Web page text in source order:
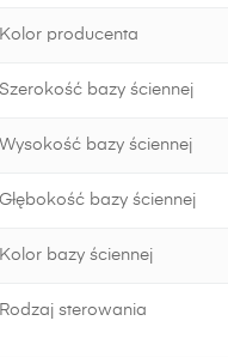
Kolor producenta
Szerokość bazy ściennej
Wysokość bazy ściennej
Głębokość bazy ściennej
Kolor bazy ściennej
Rodzaj sterowania